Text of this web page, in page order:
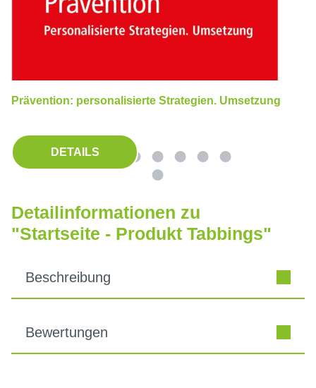
Prävention: personalisierte Strategien. Umsetzung
DETAILS
Detailinformationen zu
"Startseite - Produkt Tabbings"
Beschreibung
Bewertungen